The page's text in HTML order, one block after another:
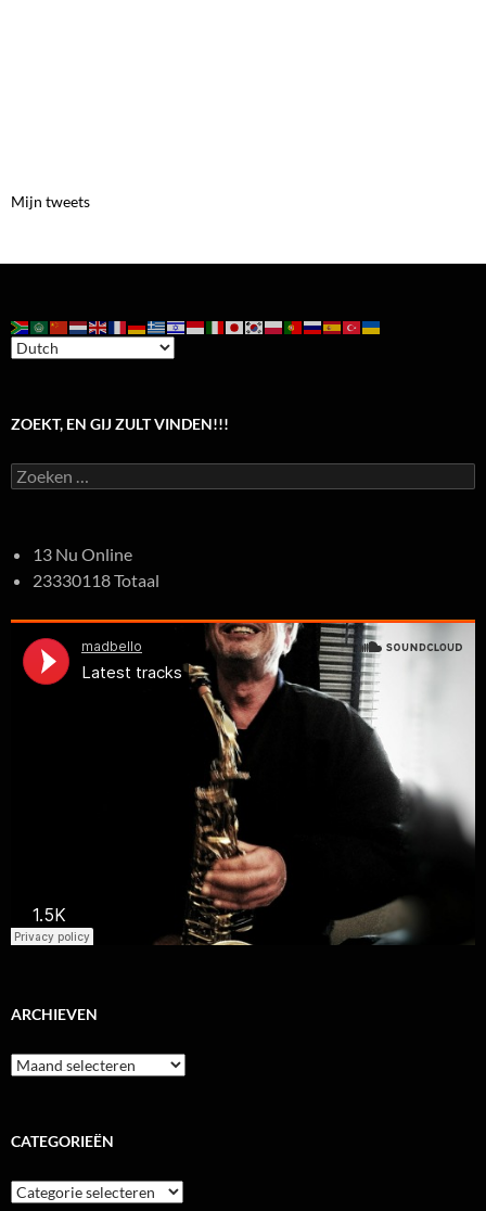
Mijn tweets
ZOEKT, EN GIJ ZULT VINDEN!!!
Zoeken
naar:
13 Nu Online
23330118 Totaal
ARCHIEVEN
Archieven
CATEGORIEËN
Categorieën